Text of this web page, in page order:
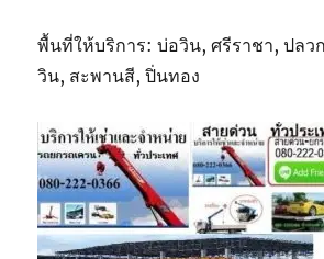
พื้นที่ให้บริการ: บ่อวิน, ศรีราชา, ปลว
วิน, สะพานสี, ปิ่นทอง